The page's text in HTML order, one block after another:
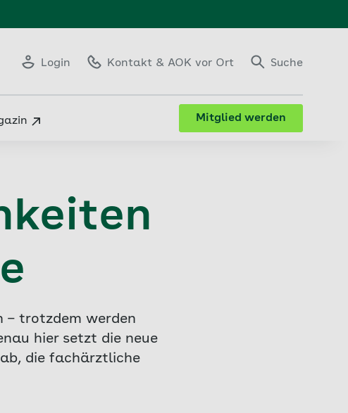
Login Kontakt & AOK vor Ort Suche
Mitglied werden
– trotzdem werden
hier setzt die neue
die fachärztliche